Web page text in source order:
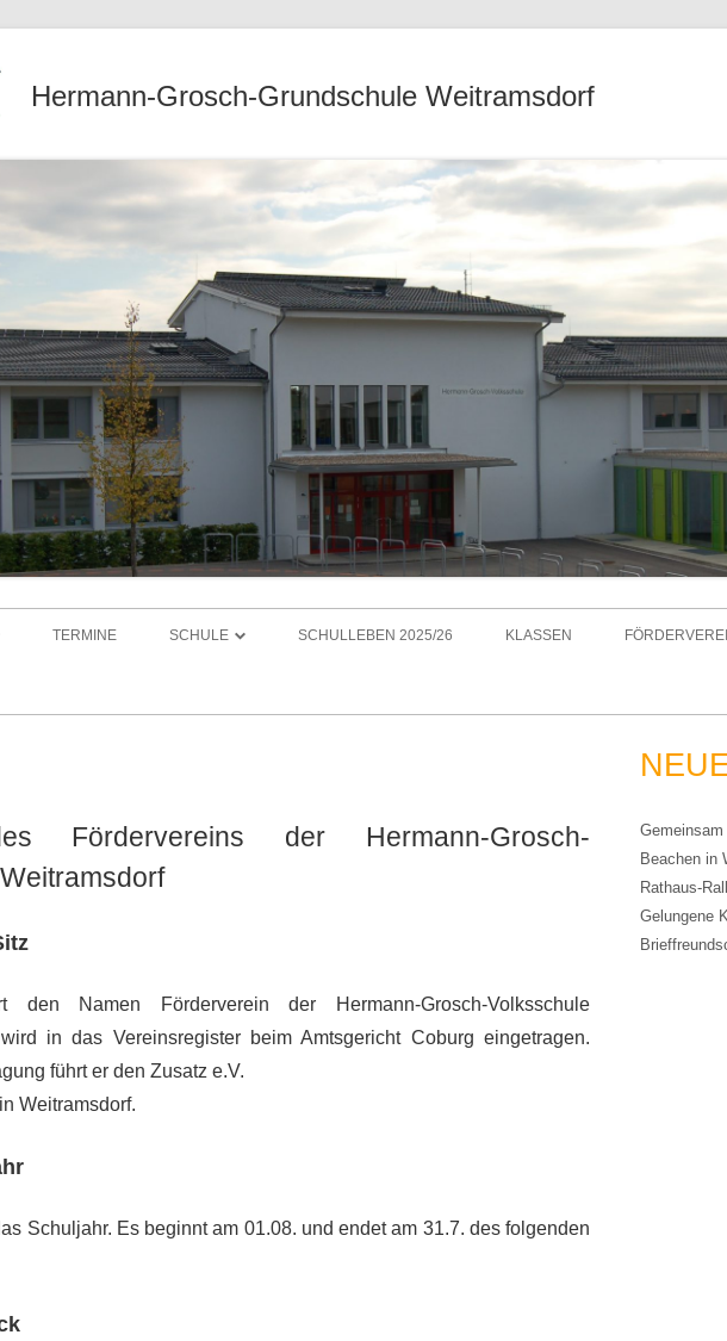
Hermann-Grosch-Grundschule Weitramsdorf
Inhalt
– SCHULE
FÜR SCHÜLER UND
TERMINE SCHULE
SCHULPROFIL INKLUSION
WER WAR HERMANN GROSCH?
SCHULLEBEN 2025/26 KLASSEN
ZIELE
Fördervereins der Hermann-Grosch-
den Namen Förderverein der Hermann-Grosch-Volksschule
in das Vereinsregister beim Amtsgericht Coburg eingetragen.
führt er den Zusatz e.V.
Weitramsdorf.
Schuljahr. Es beginnt am 01.08. und endet am 31.7. des folgenden
Beachen in
Rathaus-
Gelungene